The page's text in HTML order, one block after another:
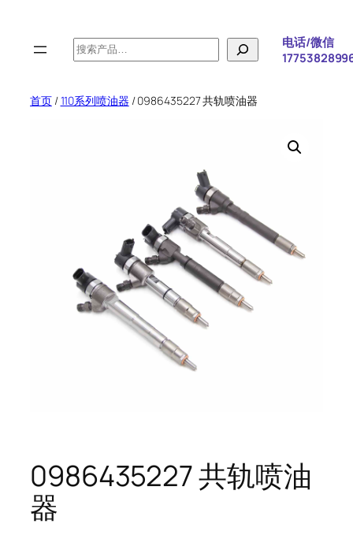
搜
索
电话/微信
首页/110系列喷油器 / 0986435227 共轨喷油器
0986435227 共轨喷油
器